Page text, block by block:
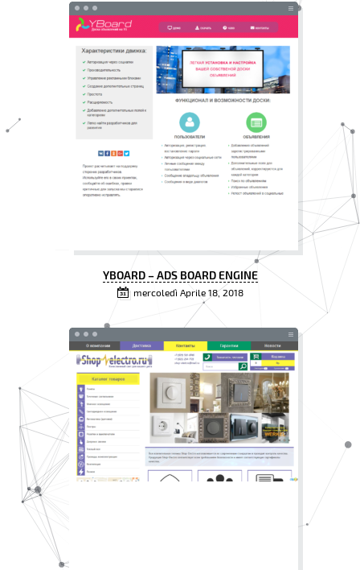
YBOARD – ADS BOARD ENGINE
mercoledì Aprile 18, 2018